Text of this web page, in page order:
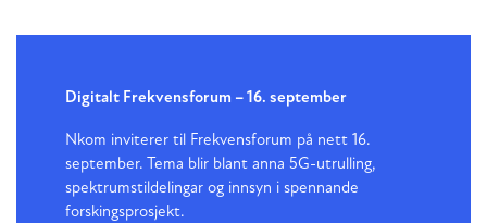
Digitalt Frekvensforum – 16. september
Nkom inviterer til Frekvensforum på nett 16.
september. Tema blir blant anna 5G-utrulling,
spektrumstildelingar og innsyn i spennande
forskingsprosjekt.